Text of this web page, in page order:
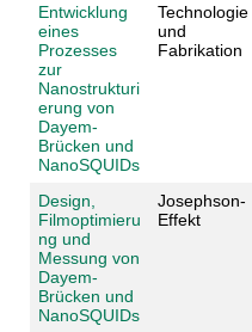
Entwicklung
eines
Prozesses
zur
Nanostrukturi
erung von
Dayem-
Brücken und
NanoSQUIDs
Technologie
und
Fabrikation
Design,
Filmoptimieru
ng und
Messung von
Dayem-
Brücken und
NanoSQUIDs
Josephson-
Effekt